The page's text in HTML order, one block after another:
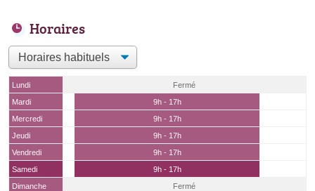
Horaires
Lundi
Fermé
Mardi
9h - 17h
Mercredi
9h - 17h
Jeudi
9h - 17h
Vendredi
9h - 17h
Samedi
9h - 17h
Dimanche
Fermé